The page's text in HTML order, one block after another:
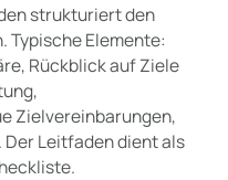
strukturiert den
Typische Elemente:
Rückblick auf Ziele
Zielvereinbarungen,
Leitfaden dient als